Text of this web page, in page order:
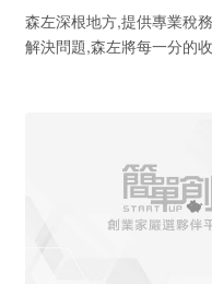
森左深根地方,提供專業稅
解決問題,森左將每一分的